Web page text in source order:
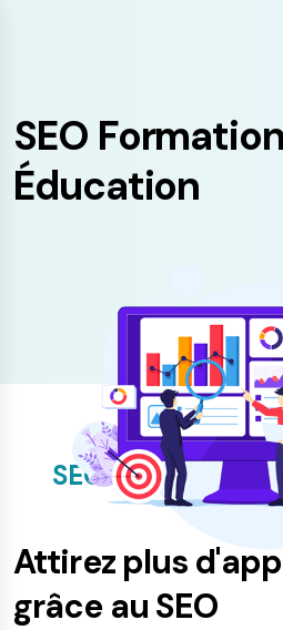
SEO
Éducation
SEO Sectoriel
Attirez plus
grâce au SEO